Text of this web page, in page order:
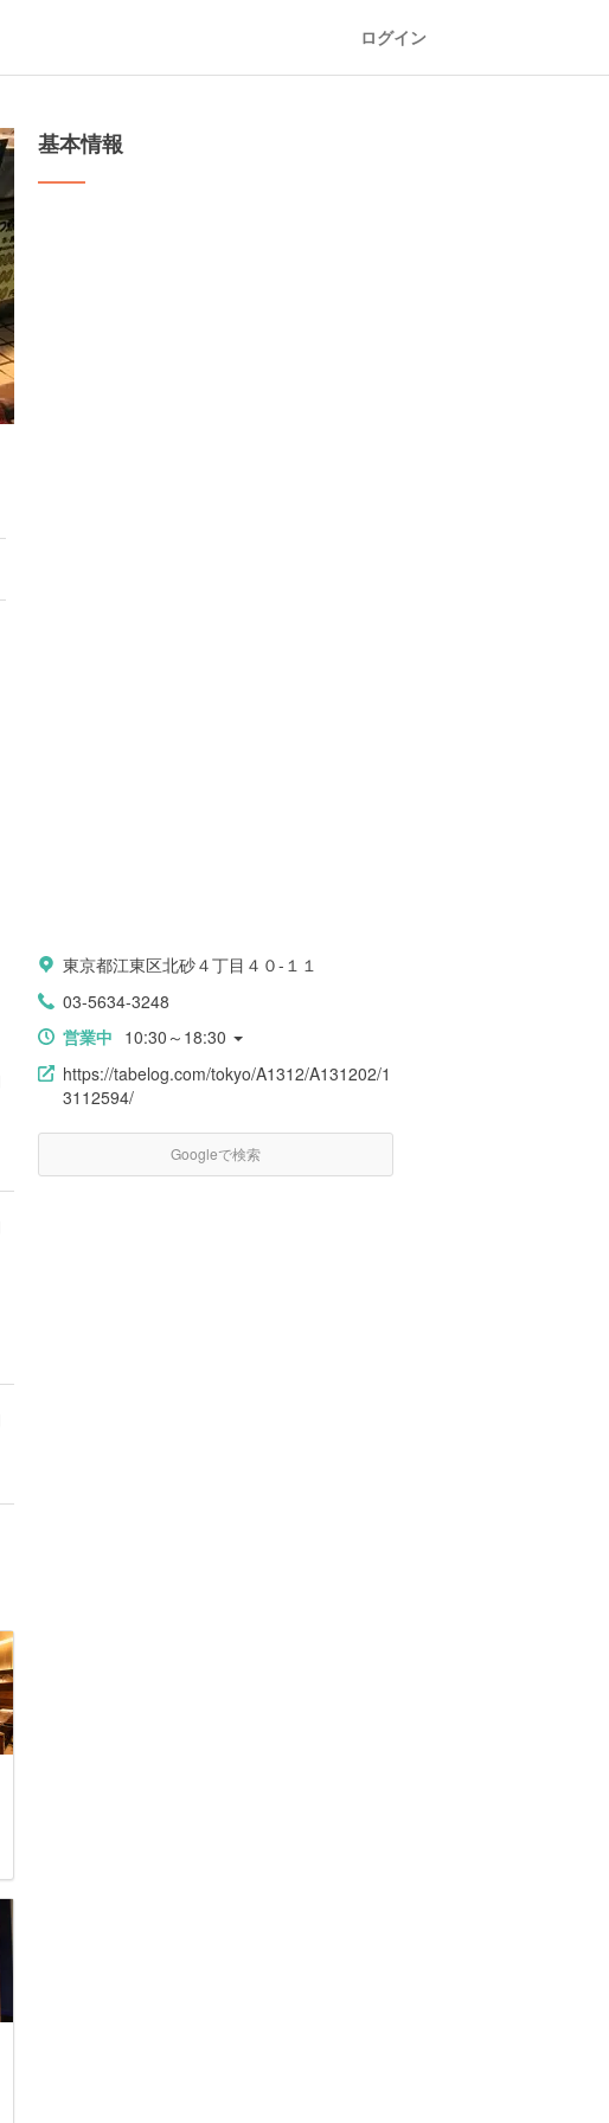
ログイン
基本情報
東京都江東区北砂４丁目４０-１１
03-5634-3248
営業中 10:30～18:30
https://tabelog.com/tokyo/A1312/A131202/1
3112594/
Googleで検索